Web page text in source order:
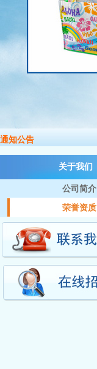
通知公告
关于我们
公司简介
荣誉资质